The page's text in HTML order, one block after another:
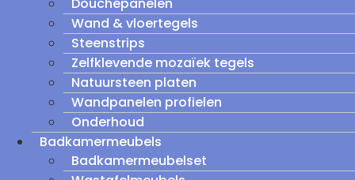
Wand & vloertegels
Steenstrips
Zelfklevende mozaïek tegels
Natuursteen platen
Wandpanelen profielen
Onderhoud
Badkamermeubels
Badkamermeubelset